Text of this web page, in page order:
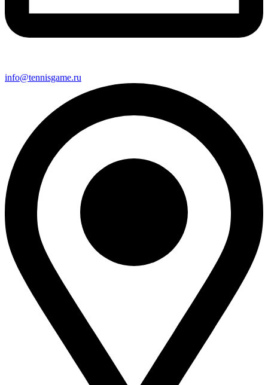
info@tennisgame.ru